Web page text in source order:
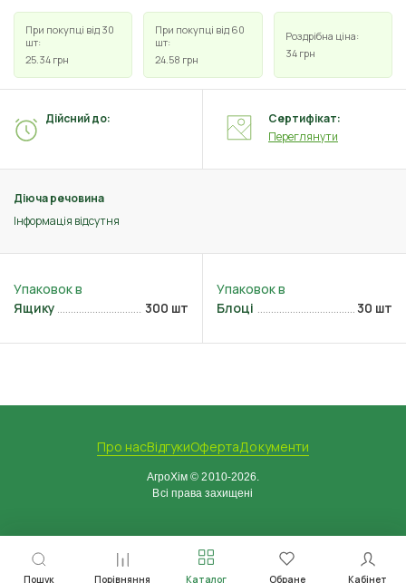
Пошук Порівняння Каталог Обране Кабінет
При покупці від 30
шт:
25.34 грн
При покупці від 60
шт:
24.58 грн
Роздрібна ціна:
34 грн
Діюча речовина
Інформація відсутня
Дійсний до:
Сертифікат:
Переглянути
Ящику 300 шт Блоці 30 шт
Про насВідгукиОфертаДокументи
АгроХім © 2010-2026.
Всі права захищені